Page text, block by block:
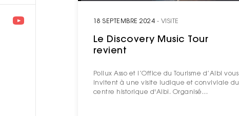
18 SEPTEMBRE 2024 - VISITE
Le Discovery Music Tour
revient
Pollux Asso et l’Office du Tourisme d’Albi vous
invitent à une visite ludique et conviviale du
centre historique d'Albi. Organisé…